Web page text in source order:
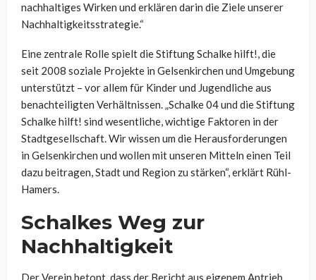
nachhaltiges Wirken und erklären darin die Ziele unserer
Nachhaltigkeitsstrategie.“
Eine zentrale Rolle spielt die Stiftung Schalke hilft!, die
seit 2008 soziale Projekte in Gelsenkirchen und Umgebung
unterstützt – vor allem für Kinder und Jugendliche aus
benachteiligten Verhältnissen. „Schalke 04 und die Stiftung
Schalke hilft! sind wesentliche, wichtige Faktoren in der
Stadtgesellschaft. Wir wissen um die Herausforderungen
in Gelsenkirchen und wollen mit unseren Mitteln einen Teil
dazu beitragen, Stadt und Region zu stärken“, erklärt Rühl-
Hamers.
Schalkes Weg zur
Nachhaltigkeit
Der Verein betont, dass der Bericht aus eigenem Antrieb